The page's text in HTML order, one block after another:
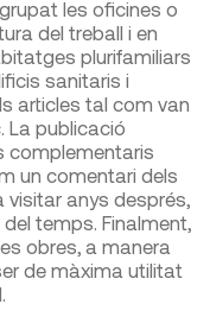
les oficines o
del treball i en
plurifamiliars
sanitaris i
articles tal com van
La publicació
complementaris
un comentari dels
anys després,
temps. Finalment,
obres, a manera
de màxima utilitat